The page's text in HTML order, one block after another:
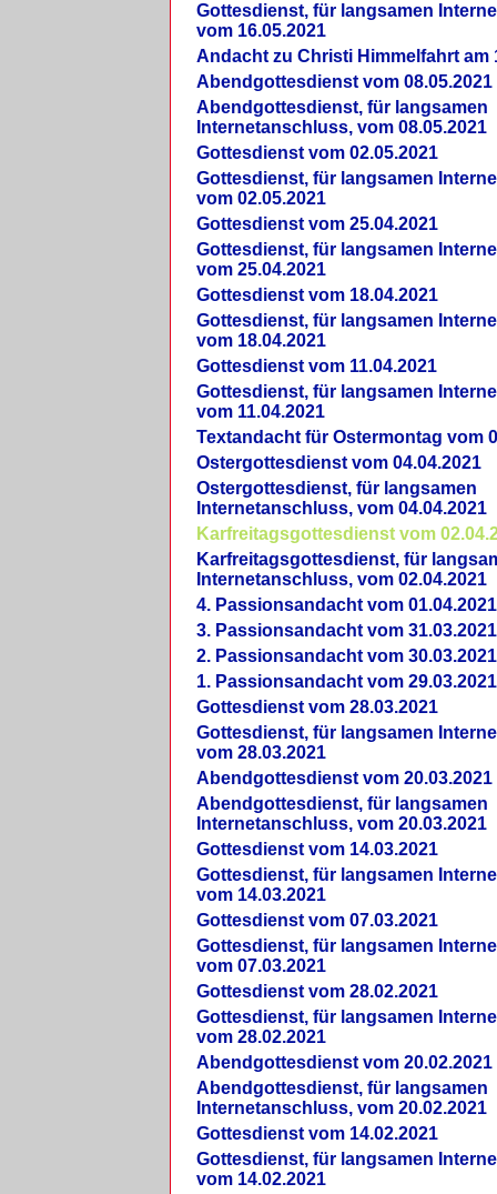
Gottesdienst, für langsamen
vom 16.05.2021
Andacht zu Christi Himmelfahrt am
Abendgottesdienst vom 08.05.2021
Abendgottesdienst, für langsamen
Internetanschluss, vom 08.05.2021
Gottesdienst vom 02.05.2021
Gottesdienst, für langsamen
vom 02.05.2021
Gottesdienst vom 25.04.2021
Gottesdienst, für langsamen
vom 25.04.2021
Gottesdienst vom 18.04.2021
Gottesdienst, für langsamen
vom 18.04.2021
Gottesdienst vom 11.04.2021
Gottesdienst, für langsamen
vom 11.04.2021
Textandacht für Ostermontag vom
Ostergottesdienst vom 04.04.2021
Ostergottesdienst, für langsamen
Internetanschluss, vom 04.04.2021
Karfreitagsgottesdienst vom
Karfreitagsgottesdienst, für
Internetanschluss, vom 02.04.2021
4. Passionsandacht vom 01.04.2021
3. Passionsandacht vom 31.03.2021
2. Passionsandacht vom 30.03.2021
1. Passionsandacht vom 29.03.2021
Gottesdienst vom 28.03.2021
Gottesdienst, für langsamen
vom 28.03.2021
Abendgottesdienst vom 20.03.2021
Abendgottesdienst, für langsamen
Internetanschluss, vom 20.03.2021
Gottesdienst vom 14.03.2021
Gottesdienst, für langsamen
vom 14.03.2021
Gottesdienst vom 07.03.2021
Gottesdienst, für langsamen
vom 07.03.2021
Gottesdienst vom 28.02.2021
Gottesdienst, für langsamen
vom 28.02.2021
Abendgottesdienst vom 20.02.2021
Abendgottesdienst, für langsamen
Internetanschluss, vom 20.02.2021
Gottesdienst vom 14.02.2021
Gottesdienst, für langsamen
vom 14.02.2021